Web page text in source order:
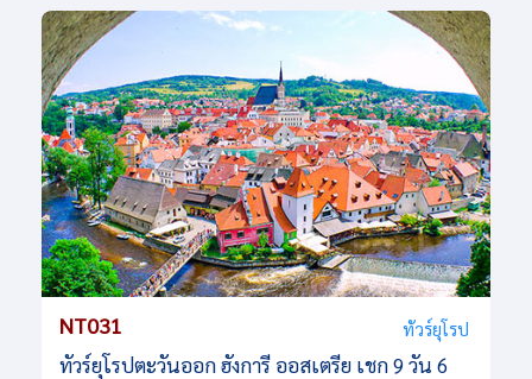
NT031 ทัวร์ยุโรป
ทัวร์ยุโรปตะวันออก ฮังการี ออสเตรีย เชก 9 วัน 6